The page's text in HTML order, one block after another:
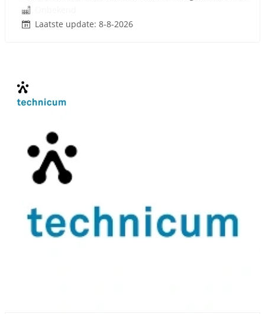
Laatste update: 8-8-2026